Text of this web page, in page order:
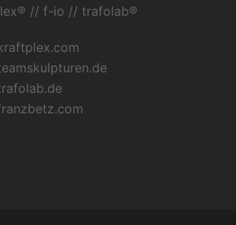
// f-io // trafolab®